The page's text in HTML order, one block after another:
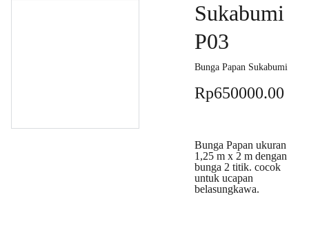
Sukabumi
P03
Bunga Papan Sukabumi
Rp650000.00
Bunga Papan ukuran
1,25 m x 2 m dengan
bunga 2 titik. cocok
untuk ucapan
belasungkawa.